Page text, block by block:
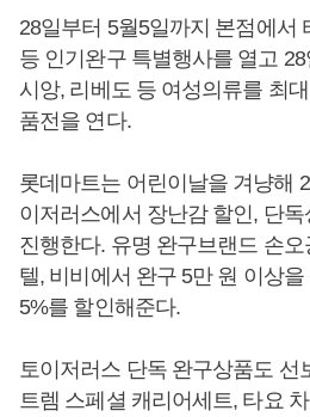
28일부터 5월5일까지 본점에서
등 인기완구 특별행사를 열고
시앙, 리베도 등 여성의류를 최
품전을 연다.
롯데마트는 어린이날을 겨냥해
이저러스에서 장난감 할인, 단
진행한다. 유명 완구브랜드 손
텔, 비비에서 완구 5만 원 이상
5%를 할인해준다.
토이저러스 단독 완구상품도 선
트렘 스페셜 캐리어세트, 타요